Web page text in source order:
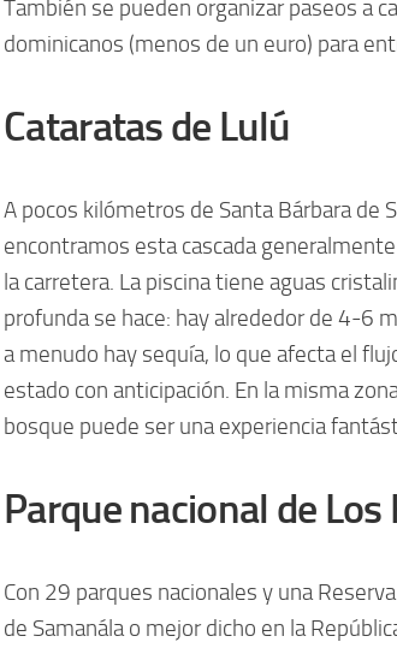
También se pueden organizar paseos a
dominicanos (menos de un euro) para
Cataratas de Lulú
A pocos kilómetros de Santa Bárbara de
encontramos esta cascada
la carretera. La piscina tiene aguas
profunda se hace: hay alrededor de 4-6
a menudo hay sequía, lo que afecta el
estado con anticipación. En la misma
bosque puede ser una experiencia
Parque nacional de
Con 29 parques nacionales y una
de Samanála o mejor dicho en la